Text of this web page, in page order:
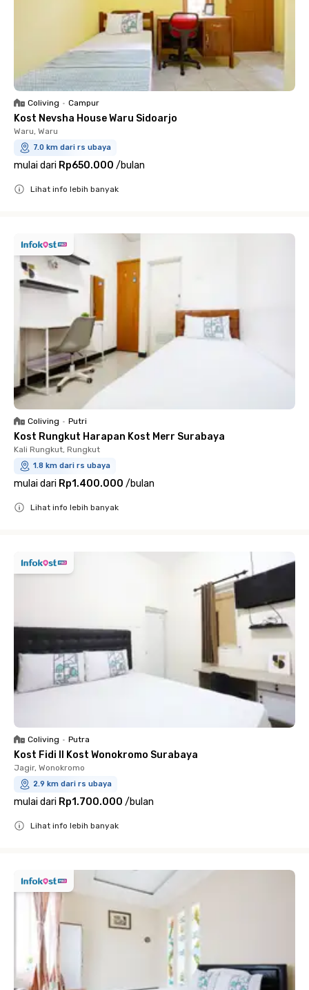
Coliving • Campur
Kost Nevsha House Waru Sidoarjo
Waru, Waru
7.0 km dari rs ubaya
mulai dari Rp650.000 /bulan
Lihat info lebih banyak
Coliving • Putri
Kost Rungkut Harapan Kost Merr Surabaya
Kali Rungkut, Rungkut
1.8 km dari rs ubaya
mulai dari Rp1.400.000 /bulan
Lihat info lebih banyak
Coliving • Putra
Kost Fidi II Kost Wonokromo Surabaya
Jagir, Wonokromo
2.9 km dari rs ubaya
mulai dari Rp1.700.000 /bulan
Lihat info lebih banyak